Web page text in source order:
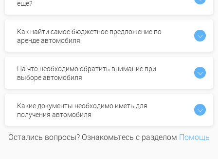
еще?
Как найти самое бюджетное предложение по
аренде автомобиля
На что необходимо обратить внимание при
выборе автомобиля
Какие документы необходимо иметь для
получения автомобиля
Остались вопросы? Ознакомьтесь с разделом Помощь